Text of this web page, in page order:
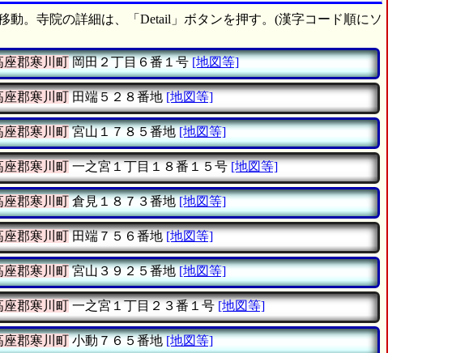
動。寺院の詳細は、「Detail」ボタンを押す。(漢字コード順にソ
座郡寒川町岡田２丁目６番１号 [地図等]
座郡寒川町田端５２８番地 [地図等]
座郡寒川町宮山１７８５番地 [地図等]
座郡寒川町一之宮１丁目１８番１５号 [地図等]
座郡寒川町倉見１８７３番地 [地図等]
座郡寒川町田端７５６番地 [地図等]
座郡寒川町宮山３９２５番地 [地図等]
座郡寒川町一之宮１丁目２３番１号 [地図等]
座郡寒川町小動７６５番地 [地図等]